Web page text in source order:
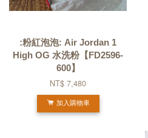
:粉紅泡泡: Air Jordan 1
High OG 水洗粉【FD2596-
600】
NT$ 7,480
加入購物車